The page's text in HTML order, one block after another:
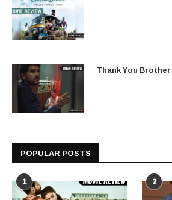
Thank You
POPULAR POSTS
1 2